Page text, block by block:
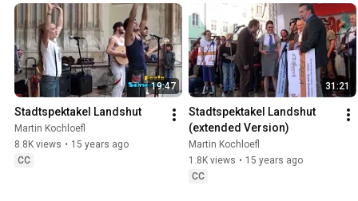
19:47
Stadtspektakel Landshut
Martin Kochloefl
8.8K views • 15 years ago
CC
31:21
Stadtspektakel Landshut
(extended Version)
Martin Kochloefl
1.8K views • 15 years ago
CC